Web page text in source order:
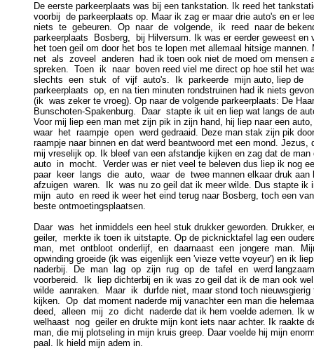
De eerste parkeerplaats was bij een tankstation. Ik reed het
voorbij  de parkeerplaats op. Maar ik zag er maar drie auto's en er
niets  te  gebeuren.  Op  naar  de  volgende,  ik  reed  naar de
parkeerplaats  Bosberg,  bij Hilversum. Ik was er eerder geweest en
het toen geil om door het bos te lopen met allemaal hitsige mannen.
net  als  zoveel  anderen  had ik toen ook niet de moed om mensen
spreken.  Toen  ik  naar  boven reed viel me direct op hoe stil het
slechts  een  stuk  of  vijf  auto's.  Ik  parkeerde  mijn auto, liep de
parkeerplaats  op, en na tien minuten rondstruinen had ik niets
(ik  was zeker te vroeg). Op naar de volgende parkeerplaats: De
Bunschoten-Spakenburg.  Daar  stapte ik uit en liep wat langs de
Voor mij liep een man met zijn pik in zijn hand, hij liep naar een auto,
waar  het  raampje  open  werd gedraaid. Deze man stak zijn pik
raampje naar binnen en dat werd beantwoord met een mond. Jezus,
mij vreselijk op. Ik bleef van een afstandje kijken en zag dat de man
auto  in  mocht.  Verder was er niet veel te beleven dus liep ik nog
paar  keer  langs  die  auto,  waar  de  twee mannen elkaar druk aan
afzuigen  waren.  Ik  was nu zo geil dat ik meer wilde. Dus stapte ik
mijn  auto  en reed ik weer het eind terug naar Bosberg, toch een
beste ontmoetingsplaatsen.
Daar  was  het inmiddels een heel stuk drukker geworden. Drukker,
geiler,  merkte ik toen ik uitstapte. Op de picknicktafel lag een
man,  met  ontbloot  onderlijf,  en  daarnaast  een  jongere  man.
opwinding groeide (ik was eigenlijk een 'vieze vette voyeur') en ik liep
naderbij.  De  man  lag  op  zijn  rug  op  de  tafel  en  werd langzaam
voorbereid.  Ik  liep dichterbij en ik was zo geil dat ik de man ook wel
wilde  aanraken.  Maar  ik  durfde niet, maar stond toch nieuwsgierig
kijken.  Op  dat moment naderde mij vanachter een man die
deed,  alleen  mij  zo  dicht  naderde dat ik hem voelde ademen. Ik
welhaast  nog  geiler en drukte mijn kont iets naar achter. Ik raakte
man, die mij plotseling in mijn kruis greep. Daar voelde hij mijn
paal. Ik hield mijn adem in.